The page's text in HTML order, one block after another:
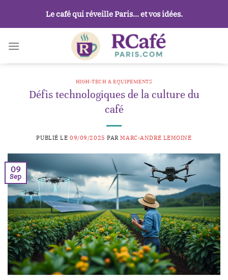
contenu
Le café qui réveille Paris… et vos idées.
HIGH-TECH & EQUIPEMENTS
Défis technologiques de la culture du
café
PUBLIÉ LE09/09/2025 PARMARC-ANDRE LEMOINE
09
Sep